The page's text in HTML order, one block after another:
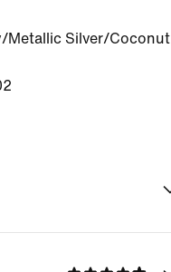
Metallic Silver/Coconut